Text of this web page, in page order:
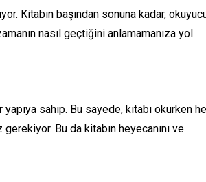
Kitabın başından sonuna kadar,
nasıl geçtiğini anlamamanıza yol
sahip. Bu sayede, kitabı okurken
Bu da kitabın heyecanını ve